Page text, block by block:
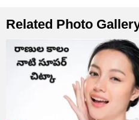
Related Photo